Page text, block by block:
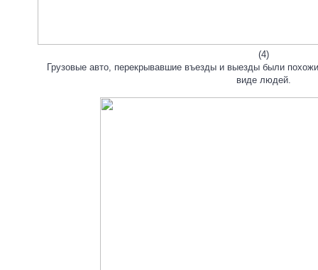
(4)
Грузовые авто, перекрывавшие въезды и выезды были
виде людей.